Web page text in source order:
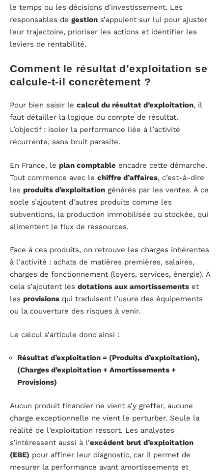
le temps ou les décisions d’investissement. Les
responsables de gestion s’appuient sur lui pour ajuster
leur trajectoire, prioriser les actions et identifier les
leviers de rentabilité.
Comment le résultat d’exploitation se
calcule-t-il concrètement ?
Pour bien saisir le calcul du résultat d’exploitation, il
faut détailler la logique du compte de résultat.
L’objectif : isoler la performance liée à l’activité
récurrente, sans bruit parasite.
En France, le plan comptable encadre cette démarche.
Tout commence avec le chiffre d’affaires, c’est-à-dire
les produits d’exploitation générés par les ventes. À ce
socle s’ajoutent d’autres produits comme les
subventions, la production immobilisée ou stockée, qui
alimentent le flux de ressources.
Face à ces produits, on retrouve les charges inhérentes
à l’activité : achats de matières premières, salaires,
charges de fonctionnement (loyers, services, énergie). À
cela s’ajoutent les dotations aux amortissements et
les provisions qui traduisent l’usure des équipements
ou la couverture des risques à venir.
Le calcul s’articule donc ainsi :
Résultat d’exploitation = (Produits d’exploitation),
(Charges d’exploitation + Amortissements +
Provisions)
Aucun produit financier ne vient s’y greffer, aucune
charge exceptionnelle ne vient le perturber. Seule la
réalité de l’exploitation ressort. Les analystes
s’intéressent aussi à l’excédent brut d’exploitation
(EBE) pour affiner leur diagnostic, car il permet de
mesurer la performance avant amortissements et